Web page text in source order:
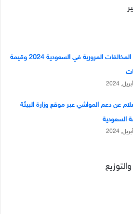
جدول المخالفات المرورية في السعودية 2024 وقيمة
عن دعم المواشي عبر موقع وزارة البيئة
السعودية